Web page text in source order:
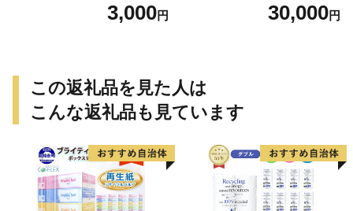
3,000円 30,000円
この返礼品を見た人は
こんな返礼品も見ています